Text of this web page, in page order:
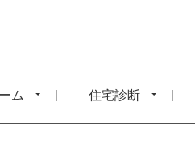
ム 住宅診断